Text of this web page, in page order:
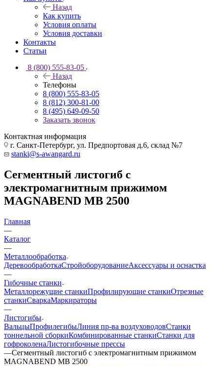
Назад
Как купить
Условия оплаты
Условия доставки
Контакты
Статьи
8 (800) 555-83-05
Назад
Телефоны
8 (800) 555-83-05
8 (812) 300-81-00
8 (495) 649-09-50
Заказать звонок
Контактная информация
г. Санкт-Петербург, ул. Предпортовая д.6, склад №7
stanki@s-awangard.ru
Сегментный листогиб с
электромагнитным прижимом
MAGNABEND MB 2500
Главная
—
Каталог
—
Металлообработка
ДеревообработкаСтройоборудованиеАксeccyapы и оснастка
—
Гибочные станки
Металлорежущие станкиПрофилирующие станкиОтрезные
станкиСваркаМаркираторы
—
Листогибы
ВальцыПрофилегибыЛиния пр-ва воздуховодовСтанки
тоннельной сборкиКомбинированные станкиСтанки для
гофроколенаЛистогибочные прессы
—Сегментный листогиб с электромагнитным прижимом
MAGNABEND MB 2500